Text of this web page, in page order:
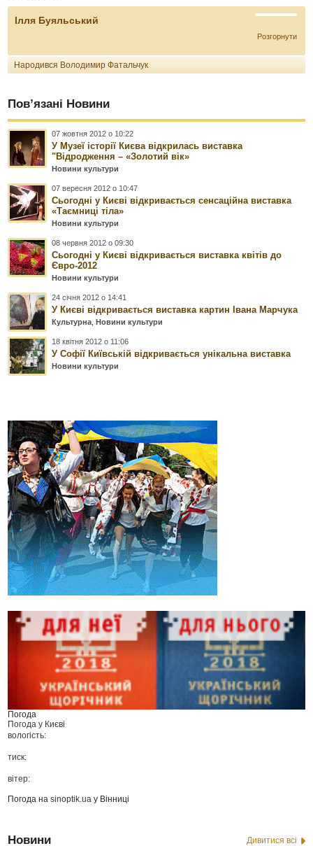
Ілля Буяльський
Розгорнути
Народився Володимир Фатальчук
Пов’язані Новини
07 жовтня 2012 о 10:22
У Музеї історії Києва відкрилась виставка
"Відродження – «Золотий вік»
Новини культури
07 вересня 2012 о 10:47
Сьогодні у Києві відкривається сенсаційна виставка
«Таємниці тіла»
Новини культури
08 червня 2012 о 09:30
Сьогодні у Києві відкривається виставка квітів до
Євро-2012
Новини культури
24 січня 2012 о 14:41
У Києві відкривається виставка картин Івана Марчука
Культурна ,Новини культури
18 квітня 2012 о 11:06
У Софії Київській відкривається унікальна виставка
Новини культури
Погода
Погода у Києві
вологість:
тиск:
вітер:
Погода наsinoptik.ua у Вінниці
Новини Дивитися всі